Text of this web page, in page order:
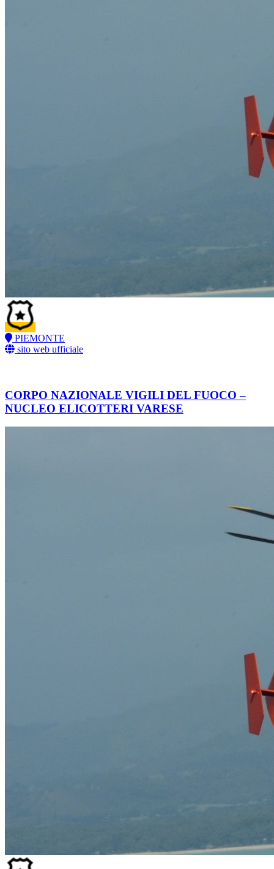
PIEMONTE
sito web ufficiale
CORPO NAZIONALE VIGILI DEL FUOCO –
NUCLEO ELICOTTERI VARESE